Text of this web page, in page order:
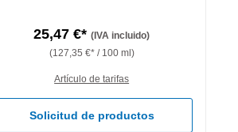
25,47 €*(IVA incluido)
(127,35 €* / 100 ml)
Artículo de tarifas
Solicitud de productos